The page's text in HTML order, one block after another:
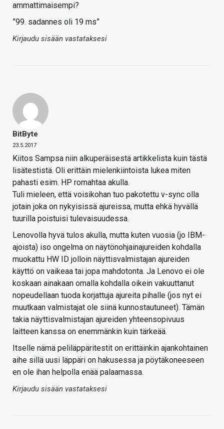
ammattimaisempi?
”99. sadannes oli 19 ms”
Kirjaudu sisään vastataksesi
BitByte
23.5.2017
Kiitos Sampsa niin alkuperäisestä artikkelista kuin tästä
lisätestistä. Oli erittäin mielenkiintoista lukea miten
pahasti esim. HP romahtaa akulla.
Tuli mieleen, että voisikohan tuo pakotettu v-sync olla
jotain joka on nykyisissä ajureissa, mutta ehkä hyvällä
tuurilla poistuisi tulevaisuudessa.
Lenovolla hyvä tulos akulla, mutta kuten vuosia (jo IBM-
ajoista) iso ongelma on näytönohjainajureiden kohdalla
muokattu HW ID jolloin näyttisvalmistajan ajureiden
käyttö on vaikeaa tai jopa mahdotonta. Ja Lenovo ei ole
koskaan ainakaan omalla kohdalla oikein vakuuttanut
nopeudellaan tuoda korjattuja ajureita pihalle (jos nyt ei
muutkaan valmistajat ole siinä kunnostautuneet). Tämän
takia näyttisvalmistajan ajureiden yhteensopivuus
laitteen kanssa on enemmänkin kuin tärkeää.
Itselle nämä peliläppäritestit on erittäinkin ajankohtainen
aihe sillä uusi läppäri on hakusessa ja pöytäkoneeseen
en ole ihan helpolla enää palaamassa.
Kirjaudu sisään vastataksesi